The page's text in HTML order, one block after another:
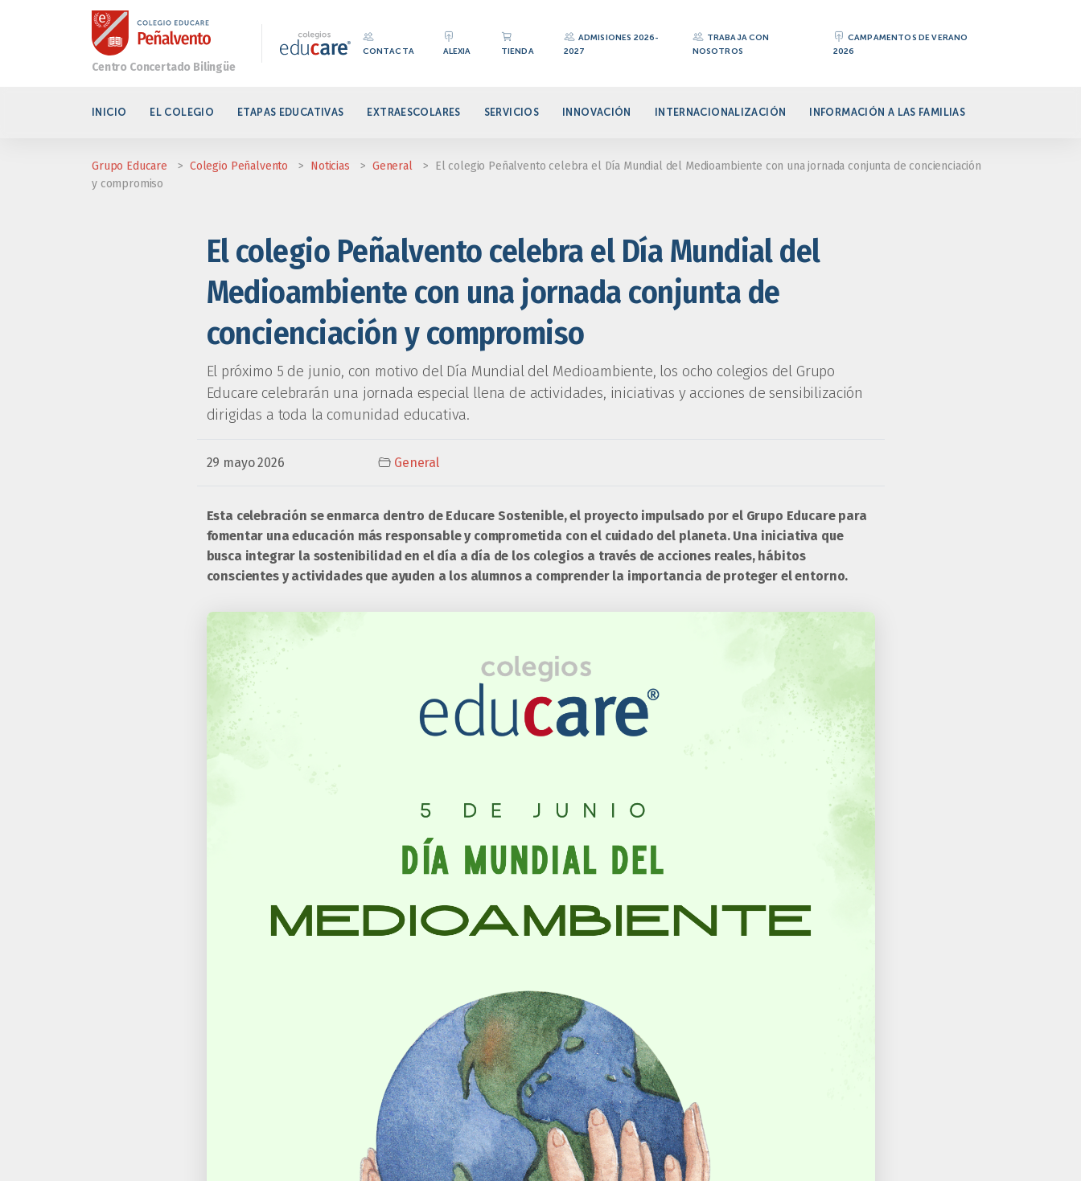
CONTACTA ALEXIA TIENDA
ADMISIONES 2026-
2027
TRABAJA CON
NOSOTROS
CAMPAMENTOS DE VERANO
2026
INICIO EL COLEGIO ETAPAS EDUCATIVAS EXTRAESCOLARES SERVICIOS INNOVACIÓN INTERNACIONALIZACIÓN INFORMACIÓN A LAS FAMILIAS
Grupo Educare > Colegio Peñalvento > Noticias > General > El colegio Peñalvento celebra el Día Mundial del Medioambiente con una jornada conjunta de concienciación
y compromiso
El colegio Peñalvento celebra el Día Mundial del
Medioambiente con una jornada conjunta de
concienciación y compromiso
El próximo 5 de junio, con motivo del Día Mundial del Medioambiente, los ocho colegios del Grupo
Educare celebrarán una jornada especial llena de actividades, iniciativas y acciones de sensibilización
dirigidas a toda la comunidad educativa.
29 mayo 2026 General
Esta celebración se enmarca dentro de Educare Sostenible, el proyecto impulsado por el Grupo Educare para
fomentar una educación más responsable y comprometida con el cuidado del planeta. Una iniciativa que
busca integrar la sostenibilidad en el día a día de los colegios a través de acciones reales, hábitos
conscientes y actividades que ayuden a los alumnos a comprender la importancia de proteger el entorno.